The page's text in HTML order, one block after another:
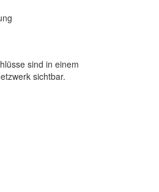
sind in einem
sichtbar.